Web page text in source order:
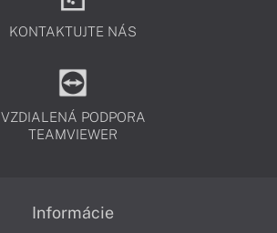
KONTAKTUJTE NÁS
VZDIALENÁ PODPORA
TEAMVIEWER
Informácie